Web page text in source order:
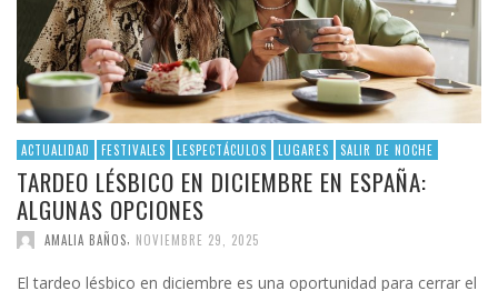
ACTUALIDAD FESTIVALES LESPECTÁCULOS LUGARES SALIR DE NOCHE
TARDEO LÉSBICO EN DICIEMBRE EN ESPAÑA:
ALGUNAS OPCIONES
AMALIA BAÑOS NOVIEMBRE 29, 2025
El tardeo lésbico en diciembre es una oportunidad para cerrar el